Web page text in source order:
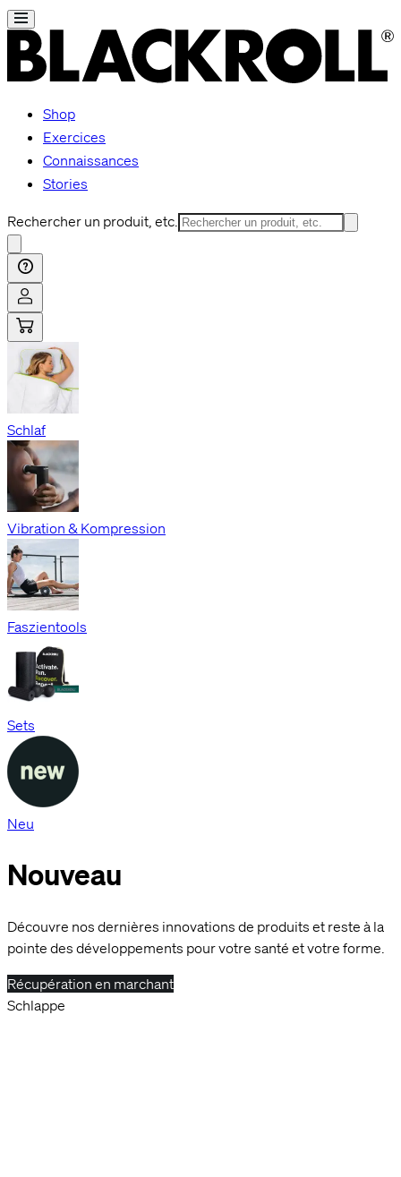
Shop
Exercices
Connaissances
Stories
Rechercher un produit, etc.
Schlaf
Vibration & Kompression
Faszientools
Sets
Neu
Nouveau
Découvre nos dernières innovations de produits et reste à la
pointe des développements pour votre santé et votre forme.
Récupération en marchant
Schlappe